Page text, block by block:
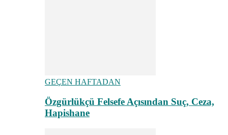
GEÇEN HAFTADAN
Özgürlükçü Felsefe Açısından Suç, Ceza,
Hapishane